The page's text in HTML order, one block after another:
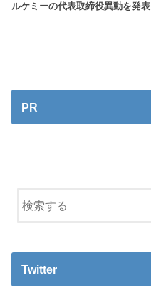
ルケミーの代表取締役異動を発表
PR
Twitter